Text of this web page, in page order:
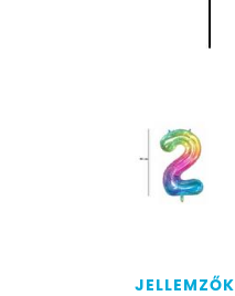
JELLEMZŐK